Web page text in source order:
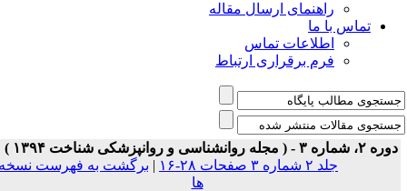
راهنمای ارسال مقاله
تماس با ما
اطلاعات تماس
فرم برقراری ارتباط
شماره ۳ - ( مجله روانشناسی و روانپزشکی شناخت ۱۳۹۴ )
جلد ۲ شماره ۳ صفحات ۲۸-۱۶
| برگشت به فهرست نسخه
ها